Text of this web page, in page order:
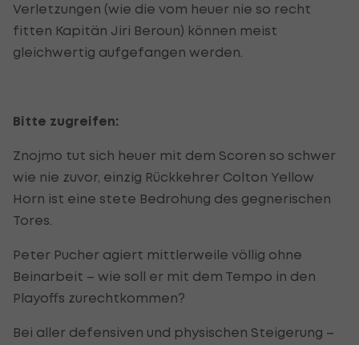
Verletzungen (wie die vom heuer nie so recht
fitten Kapitän Jiri Beroun) können meist
gleichwertig aufgefangen werden.
Bitte zugreifen:
Znojmo tut sich heuer mit dem Scoren so schwer
wie nie zuvor, einzig Rückkehrer Colton Yellow
Horn ist eine stete Bedrohung des gegnerischen
Tores.
Peter Pucher agiert mittlerweile völlig ohne
Beinarbeit – wie soll er mit dem Tempo in den
Playoffs zurechtkommen?
Bei aller defensiven und physischen Steigerung –